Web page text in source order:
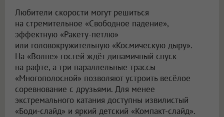
Любители скорости могут решиться
на стремительное «Свободное падение»,
эффектную «Ракету-петлю»
или головокружительную «Космическую дыру».
На «Волне» гостей ждёт динамичный спуск
на рафте, а три параллельные трассы
«Многополосной» позволяют устроить весёлое
соревнование с друзьями. Для менее
экстремального катания доступны извилистый
«Боди-слайд» и яркий детский «Компакт-слайд».